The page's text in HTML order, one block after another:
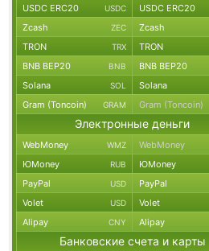
USDC ERC20 USDC USDC ERC20
Zcash ZEC Zcash
TRON TRX TRON
BNB BEP20 BNB BNB BEP20
Solana SOL Solana
Gram (Toncoin) GRAM Gram (Toncoin)
Электронные деньги
WebMoney WMZ WebMoney
ЮMoney RUB ЮMoney
PayPal USD PayPal
Volet USD Volet
Alipay CNY Alipay
Банковские счета и карты